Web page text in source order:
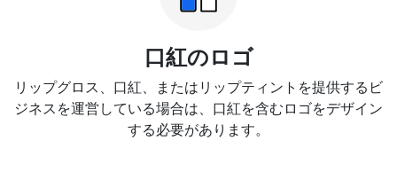
口紅のロゴ
リップグロス、口紅、またはリップティントを提供するビ
ジネスを運営している場合は、口紅を含むロゴをデザイン
する必要があります。